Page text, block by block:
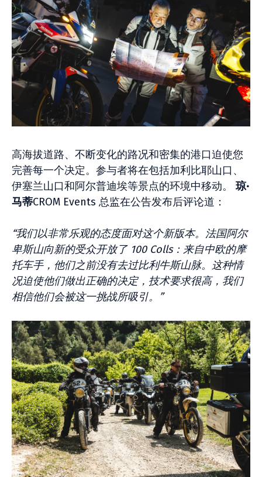
高海拔道路、不断变化的路况和密集的港口迫使您
完善每一个决定。参与者将在包括加利比耶山口、
伊塞兰山口和阿尔普迪埃等景点的环境中移动。 琼·
马蒂CROM Events 总监在公告发布后评论道：
“我们以非常乐观的态度面对这个新版本。法国阿尔
卑斯山向新的受众开放了 100 Colls：来自中欧的摩
托车手，他们之前没有去过比利牛斯山脉。这种情
况迫使他们做出正确的决定，技术要求很高，我们
相信他们会被这一挑战所吸引。”